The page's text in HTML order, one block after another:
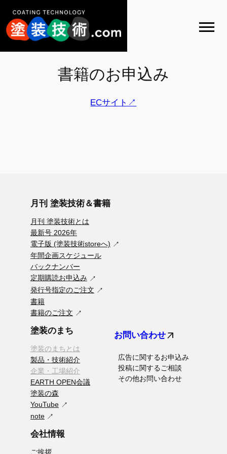
を
書籍のお申込み
ECサイト↗
月刊 塗装技術＆書籍
月刊 塗装技術とは
最新号 2026年
電子版 (塗装技術storeへ)
年間企画スケジュール
バックナンバー
定期購読お申込み
発行号指定のご注文
書籍
書籍のご注文
塗装のまち
塗装のまちとは
製品・技術紹介
企業・工場紹介
EARTH OPEN会議
塗装の森
YouTube
note
お問い合わせarrow_outward
広告に関するお申込み
投稿に関するご相談
その他お問い合わせ
会社情報
ご挨拶